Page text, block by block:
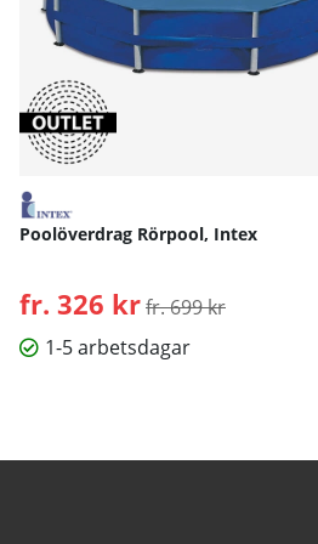
Poolöverdrag Rörpool, Intex
fr. 326 krOrdinarie pris:
fr. 699 kr
1-5 arbetsdagar